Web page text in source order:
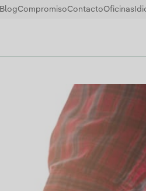
BlogCompromisoContactoOficinas